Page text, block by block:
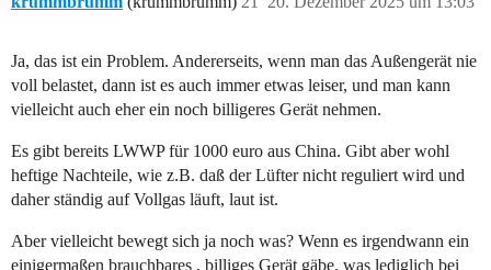
Ja, das ist ein Problem. Andererseits, wenn man das Außengerät nie
voll belastet, dann ist es auch immer etwas leiser, und man kann
vielleicht auch eher ein noch billigeres Gerät nehmen.
Es gibt bereits LWWP für 1000 euro aus China. Gibt aber wohl
heftige Nachteile, wie z.B. daß der Lüfter nicht reguliert wird und
daher ständig auf Vollgas läuft, laut ist.
Aber vielleicht bewegt sich ja noch was? Wenn es irgendwann ein
einigermaßen brauchbares , billiges Gerät gäbe, was lediglich bei